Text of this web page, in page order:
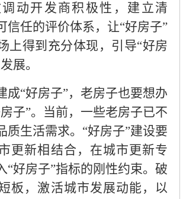
动开发商积极性，建立清
信任的评价体系，让“好房子”
上得到充分体现，引导“好房
展。
成“好房子”，老房子也要想办
子”。当前，一些老房子已不
质生活需求。“好房子”建设要
更新相结合，在城市更新专
“好房子”指标的刚性约束。破
板，激活城市发展动能，以